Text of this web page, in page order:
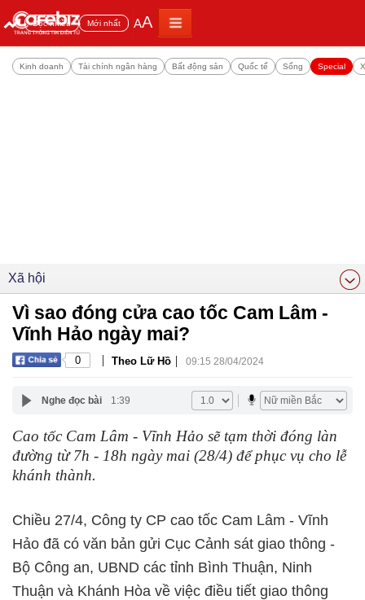
Đọc nhiều Mới nhất AA
Kinh doanh Tài chính ngân hàng Bất động sản Quốc tế Sống Special
Xã hội
Vì sao đóng cửa cao tốc Cam Lâm -
Vĩnh Hảo ngày mai?
0 | Theo Lữ Hồ | 09:15 28/04/2024
Nghe đọc bài 1:39
Cao tốc Cam Lâm - Vĩnh Hảo sẽ tạm thời đóng làn
đường từ 7h - 18h ngày mai (28/4) để phục vụ cho lễ
khánh thành.
Chiều 27/4, Công ty CP cao tốc Cam Lâm - Vĩnh
Hảo đã có văn bản gửi Cục Cảnh sát giao thông -
Bộ Công an, UBND các tỉnh Bình Thuận, Ninh
Thuận và Khánh Hòa về việc điều tiết giao thông